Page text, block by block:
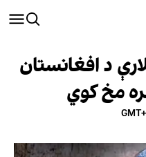
د افغانستان
مخ کوي